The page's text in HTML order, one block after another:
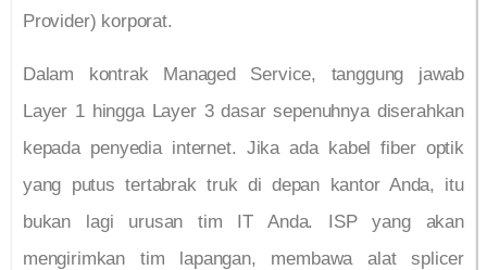
Provider) korporat.
Dalam kontrak Managed Service, tanggung jawab
Layer 1 hingga Layer 3 dasar sepenuhnya diserahkan
kepada penyedia internet. Jika ada kabel fiber optik
yang putus tertabrak truk di depan kantor Anda, itu
bukan lagi urusan tim IT Anda. ISP yang akan
mengirimkan tim lapangan, membawa alat splicer